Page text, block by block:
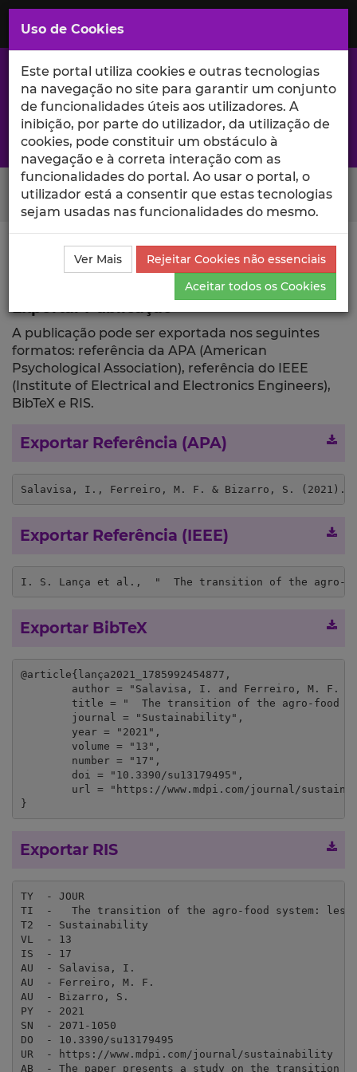
Saltar
para
Conteúdo
Principal
A excelência da investigação e ciência no Iscte
Search Button
Ciência_Iscte Publicações
Descrição Detalhada da
Publicação
Exportar
A publicação pode ser exportada nos seguintes
formatos: referência da APA (American
Psychological Association), referência do IEEE
(Institute of Electrical and Electronics Engineers),
BibTeX e RIS.
Exportar Referência (APA)
Salavisa, I., Ferreiro, M. F. & Bizarro, S. (2021).
Exportar Referência (IEEE)
I. S. Lança et al.,  "  The transition of the agro-
Exportar BibTeX
@article{lança2021_1785992454877,
}
Exportar RIS
TY  - JOUR
TI  -   The transition of the agro-food system:
T2  - Sustainability
VL  - 13
IS  - 17
AU  - Salavisa, I.
AU  - Ferreiro, M. F.
AU  - Bizarro, S.
PY  - 2021
SN  - 2071-1050
DO  - 10.3390/su13179495
UR  - https://www.mdpi.com/journal/sustainability
AB  - The paper presents a study on the transition
Uso de Cookies
Este portal utiliza cookies e outras tecnologias
na navegação no site para garantir um conjunto
de funcionalidades úteis aos utilizadores. A
inibição, por parte do utilizador, da utilização de
cookies, pode constituir um obstáculo à
navegação e à correta interação com as
funcionalidades do portal. Ao usar o portal, o
utilizador está a consentir que estas tecnologias
sejam usadas nas funcionalidades do mesmo.
Ver Mais
Rejeitar Cookies não essenciais
Aceitar todos os Cookies